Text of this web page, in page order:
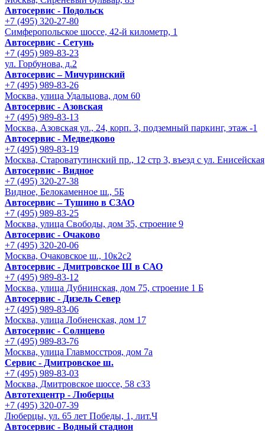
Автосервис - Подольск
+7 (495) 320-27-80
Симферопольское шоссе, 42-й километр, 1
Автосервис - Сетунь
+7 (495) 989-83-23
ул. Горбунова, д.2
Автосервис – Мичуринский
+7 (495) 989-83-26
Москва, улица Удальцова, дом 60
Автосервис - Азовская
+7 (495) 989-83-13
Москва, Азовская ул., 24, корп. 3, подземный паркинг, этаж -1
Автосервис - Медведково
+7 (495) 989-83-19
Москва, Староватутинский пр., 12 стр 3, въезд с ул. Енисейская
Автосервис - Видное
+7 (495) 320-27-38
Видное, Белокаменное ш., 5Б
Автосервис – Тушино в СЗАО
+7 (495) 989-83-25
Москва, улица Свободы, дом 35, строение 9
Автосервис - Очаково
+7 (495) 320-20-06
Москва, Очаковское ш., 10к2с2
Автосервис - Дмитровское Ш в САО
+7 (495) 989-83-12
Москва, улица Дубнинская, дом 75, строение 1 Б
Автосервис - Дизель Север
+7 (495) 989-83-06
Москва, улица Лобненская, дом 17
Автосервис - Солнцево
+7 (495) 989-83-76
Москва, улица Главмосстроя, дом 7а
Сервис - Дмитровское ш.
+7 (495) 989-83-03
Москва, Дмитровское шоссе, 58 с33
Автотехцентр - Люберцы
+7 (495) 320-07-39
Люберцы, ул. 65 лет Победы, 1, лит.Ч
Автосервис - Водный стадион